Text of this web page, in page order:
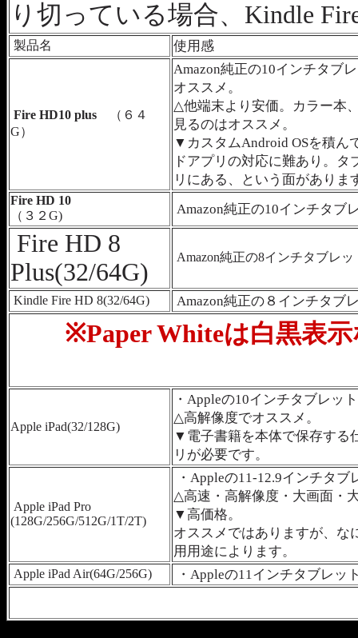
り切っている場合、Kindle
製品名 使用感
Fire HD10 plus （６４
G）
Amazon純正の10インチタブ
オススメ。
△他端末より安価。カラー本
見るのはオススメ。
▼カスタムAndroid OSを積ん
ドアプリの対応に難あり。タ
リにある、という面がありま
Fire HD 10
（３２G)
Amazon純正の10インチタブ
Fire HD 8
Plus(32/64G)
Amazon純正の8インチタブレ
Kindle Fire HD 8(32/64G) Amazon純正の８インチタブ
※Paper Whiteは白黒表
Apple iPad(32/128G)
・Appleの10インチタブレッ
△高解像度でオススメ。
▼電子書籍を本体で保存する
リが必要です。
Apple iPad Pro
(128G/256G/512G/1T/2T)
・Appleの11-12.9インチタブ
△高速・高解像度・大画面・
▼高価格。
オススメではありますが、な
用用途によります。
Apple iPad Air(64G/256G) ・Appleの11インチタブレッ